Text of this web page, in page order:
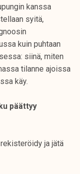
kanssa
syitä,
kuin puhtaan
siinä, miten
tilanne ajoissa
käy.
päättyy
ja jätä